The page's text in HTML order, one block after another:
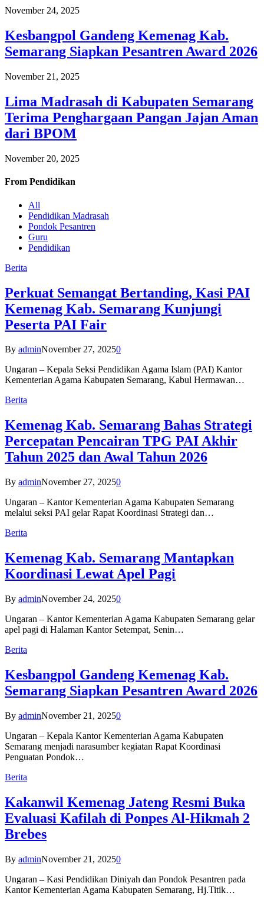
November 24, 2025
Kesbangpol Gandeng Kemenag Kab.
Semarang Siapkan Pesantren Award 2026
November 21, 2025
Lima Madrasah di Kabupaten Semarang
Terima Penghargaan Pangan Jajan Aman
dari BPOM
November 20, 2025
From Pendidikan
All
Pendidikan Madrasah
Pondok Pesantren
Guru
Pendidikan
Berita
Perkuat Semangat Bertanding, Kasi PAI
Kemenag Kab. Semarang Kunjungi
Peserta PAI Fair
By adminNovember 27, 20250
Ungaran – Kepala Seksi Pendidikan Agama Islam (PAI) Kantor
Kementerian Agama Kabupaten Semarang, Kabul Hermawan…
Berita
Kemenag Kab. Semarang Bahas Strategi
Percepatan Pencairan TPG PAI Akhir
Tahun 2025 dan Awal Tahun 2026
By adminNovember 27, 20250
Ungaran – Kantor Kementerian Agama Kabupaten Semarang
melalui seksi PAI gelar Rapat Koordinasi Strategi dan…
Berita
Kemenag Kab. Semarang Mantapkan
Koordinasi Lewat Apel Pagi
By adminNovember 24, 20250
Ungaran – Kantor Kementerian Agama Kabupaten Semarang gelar
apel pagi di Halaman Kantor Setempat, Senin…
Berita
Kesbangpol Gandeng Kemenag Kab.
Semarang Siapkan Pesantren Award 2026
By adminNovember 21, 20250
Ungaran – Kepala Kantor Kementerian Agama Kabupaten
Semarang menjadi narasumber kegiatan Rapat Koordinasi
Penguatan Pondok…
Berita
Kakanwil Kemenag Jateng Resmi Buka
Evaluasi Kafilah di Ponpes Al-Hikmah 2
Brebes
By adminNovember 21, 20250
Ungaran – Kasi Pendidikan Diniyah dan Pondok Pesantren pada
Kantor Kementerian Agama Kabupaten Semarang, Hj.Titik…